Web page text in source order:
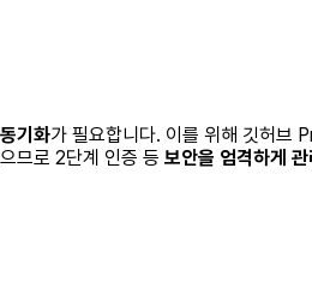
기화가 필요합니다. 이를 위해 깃허브
므로 2단계 인증 등 보안을 엄격하게